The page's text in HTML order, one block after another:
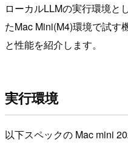
ローカルLLMの実行環境と
たMac Mini(M4)環境で試す
と性能を紹介します。
実行環境
以下スペックの Mac mini